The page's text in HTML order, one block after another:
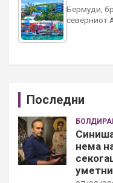
Бермуди,
северниот
Последни
нема